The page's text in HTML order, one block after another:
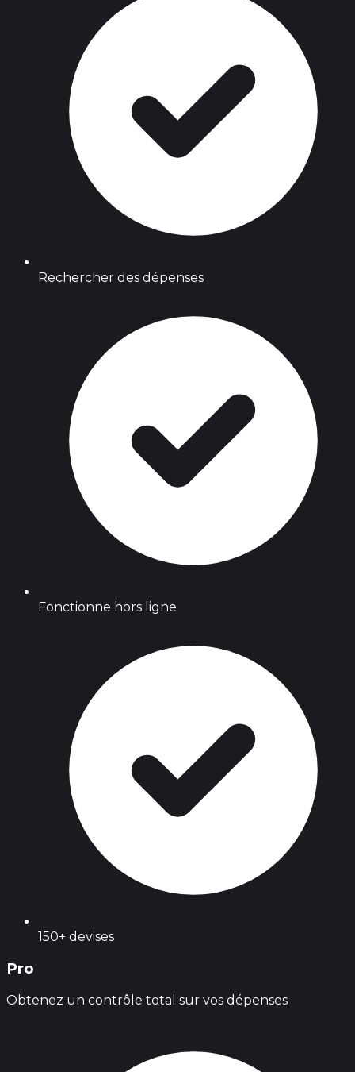
Rechercher des dépenses
Fonctionne hors ligne
150+ devises
Pro
Obtenez un contrôle total sur vos dépenses